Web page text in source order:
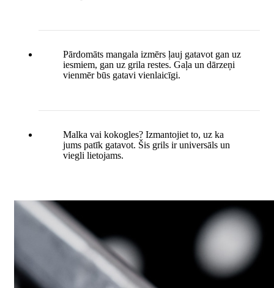
Pārdomāts mangala izmērs ļauj gatavot gan uz
iesmiem, gan uz grila restes. Gaļa un dārzeņi
vienmēr būs gatavi vienlaicīgi.
Malka vai kokogles? Izmantojiet to, uz ka
jums patīk gatavot. Šis grils ir universāls un
viegli lietojams.